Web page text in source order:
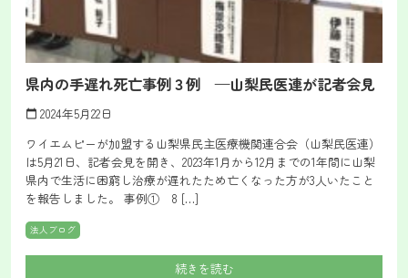
県内の手遅れ死亡事例３例 —山梨民医連が記者会見
calendar_today 2024年5月22日
ワイエムピーが加盟する山梨県民主医療機関連合会（山梨民医連）
は5月21日、記者会見を開き、2023年1月から12月までの1年間に山梨
県内で生活に困窮し治療が遅れたため亡くなった方が3人いたこと
を報告しました。 事例① 8 […]
法人ブログ
続きを読む